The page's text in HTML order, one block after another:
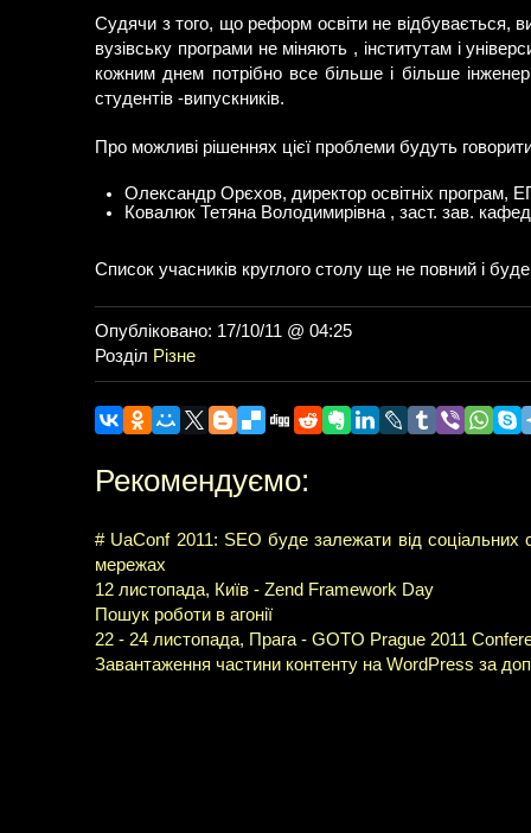
Судячи з того, що реформ освіти не відбувається,
вузівську програми не міняють , інститутам і
кожним днем потрібно все більше і більше
студентів -випускників.
Про можливі рішеннях цієї проблеми будуть
Олександр Орєхов, директор освітніх програм,
Ковалюк Тетяна Володимирівна , заст. зав.
Список учасників круглого столу ще не повний і
Опубліковано: 17/10/11 @ 04:25
Розділ Різне
Рекомендуємо:
# UaConf 2011: SEO буде залежати від соціальних
мережах
12 листопада, Київ - Zend Framework Day
Пошук роботи в агонії
22 - 24 листопада, Прага - GOTO Prague 2011
Завантаження частини контенту на WordPress за